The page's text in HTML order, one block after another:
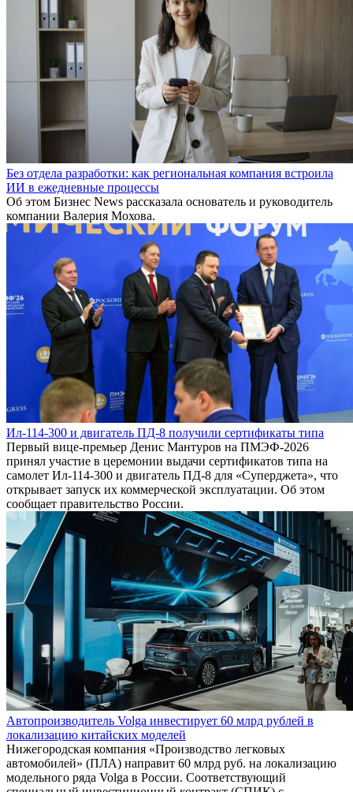
Без отдела разработки: как региональная компания встроила
ИИ в ежедневные процессы
Об этом Бизнес News рассказала основатель и руководитель
компании Валерия Мохова.
Ил-114-300 и двигатель ПД-8 получили сертификаты типа
Первый вице-премьер Денис Мантуров на ПМЭФ-2026
принял участие в церемонии выдачи сертификатов типа на
самолет Ил-114-300 и двигатель ПД-8 для «Суперджета», что
открывает запуск их коммерческой эксплуатации. Об этом
сообщает правительство России.
Автопроизводитель Volga инвестирует 60 млрд рублей в
локализацию китайских моделей
Нижегородская компания «Производство легковых
автомобилей» (ПЛА) направит 60 млрд руб. на локализацию
модельного ряда Volga в России. Соответствующий